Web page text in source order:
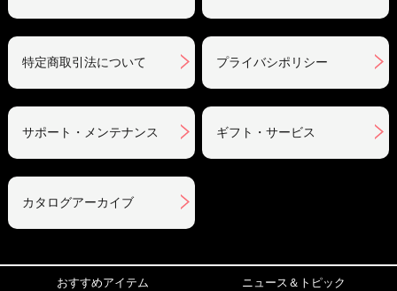
特定商取引法について プライバシポリシー
サポート・メンテナンス ギフト・サービス
カタログアーカイブ
おすすめアイテム ニュース＆トピック